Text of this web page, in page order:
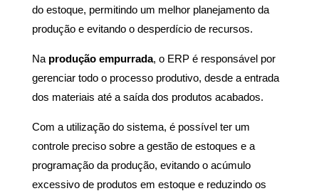
do estoque, permitindo um melhor planejamento da
produção e evitando o desperdício de recursos.
Na produção empurrada, o ERP é responsável por
gerenciar todo o processo produtivo, desde a entrada
dos materiais até a saída dos produtos acabados.
Com a utilização do sistema, é possível ter um
controle preciso sobre a gestão de estoques e a
programação da produção, evitando o acúmulo
excessivo de produtos em estoque e reduzindo os